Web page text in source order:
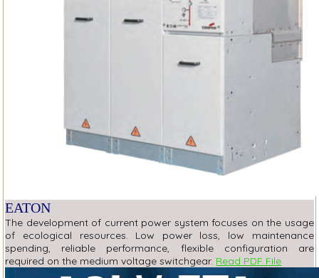
EATON
The development of current power system focuses on the usage
of ecological resources. Low power loss, low maintenance
spending, reliable performance, flexible configuration are
required on the medium voltage switchgear. Read PDF File